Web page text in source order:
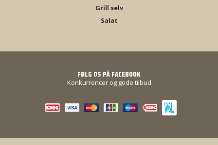
Grill selv
Salat
FØLG OS PÅ FACEBOOK
Konkurrencer og gode tilbud